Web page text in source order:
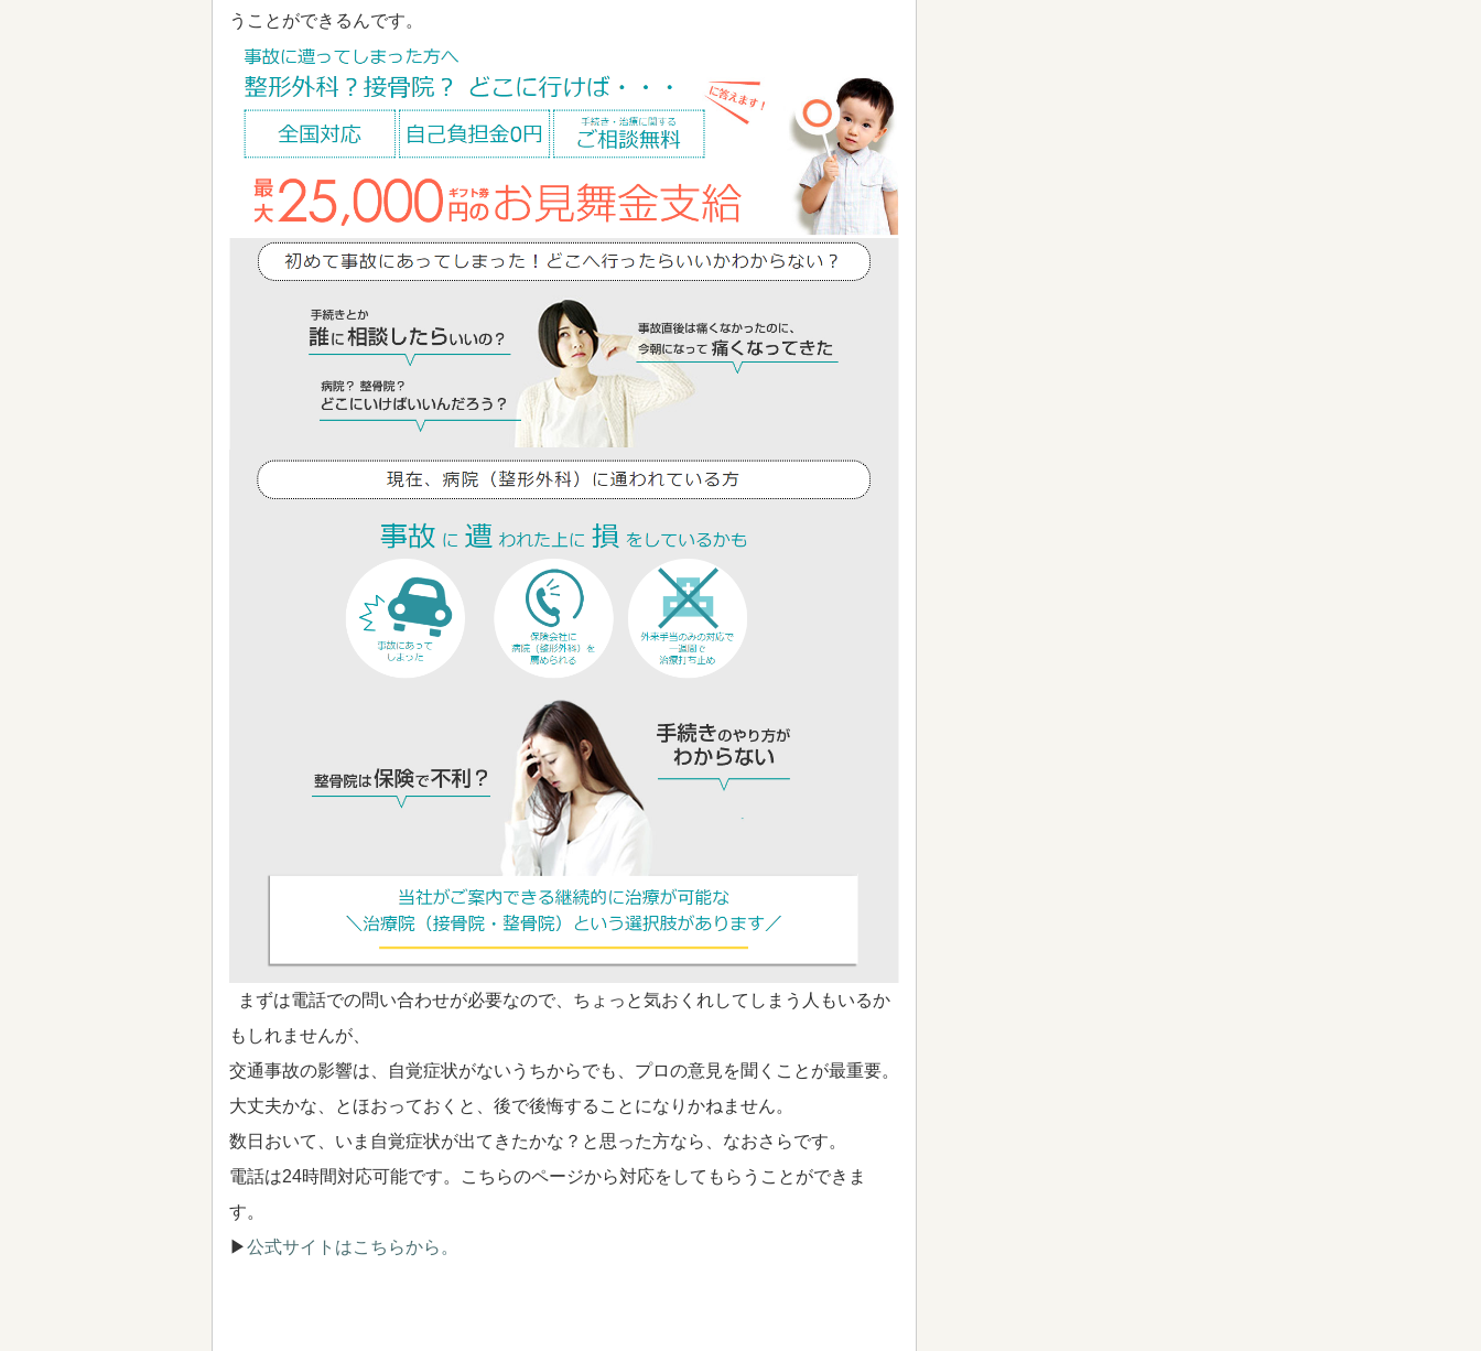
うことができるんです。
まずは電話での問い合わせが必要なので、ちょっと気おくれしてしまう人もいるか
もしれませんが、
交通事故の影響は、自覚症状がないうちからでも、プロの意見を聞くことが最重要。
大丈夫かな、とほおっておくと、後で後悔することになりかねません。
数日おいて、いま自覚症状が出てきたかな？と思った方なら、なおさらです。
電話は24時間対応可能です。こちらのページから対応をしてもらうことができま
す。
▶公式サイトはこちらから。